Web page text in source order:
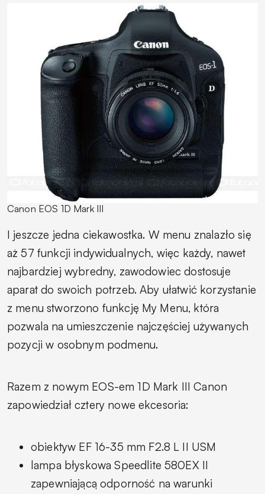
Canon EOS 1D Mark III
I jeszcze jedna ciekawostka. W menu znalazło się
aż 57 funkcji indywidualnych, więc każdy, nawet
najbardziej wybredny, zawodowiec dostosuje
aparat do swoich potrzeb. Aby ułatwić korzystanie
z menu stworzono funkcję My Menu, która
pozwala na umieszczenie najczęściej używanych
pozycji w osobnym podmenu.
Razem z nowym EOS-em 1D Mark III Canon
zapowiedział cztery nowe ekcesoria:
obiektyw EF 16-35 mm F2.8 L II USM
lampa błyskowa Speedlite 580EX II
zapewniającą odporność na warunki